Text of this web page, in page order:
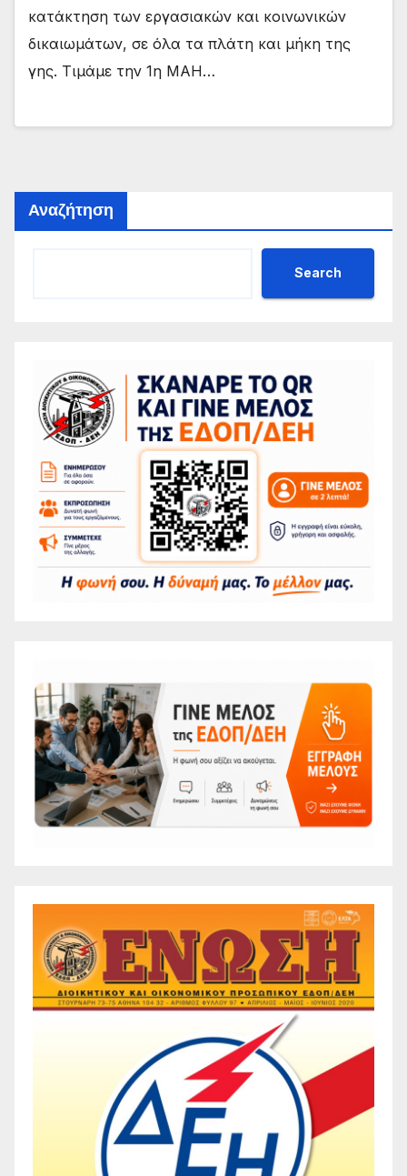
κατάκτηση των εργασιακών και κοινωνικών
δικαιωμάτων, σε όλα τα πλάτη και μήκη της
γης. Τιμάμε την 1η ΜΑΗ…
Αναζήτηση
Search